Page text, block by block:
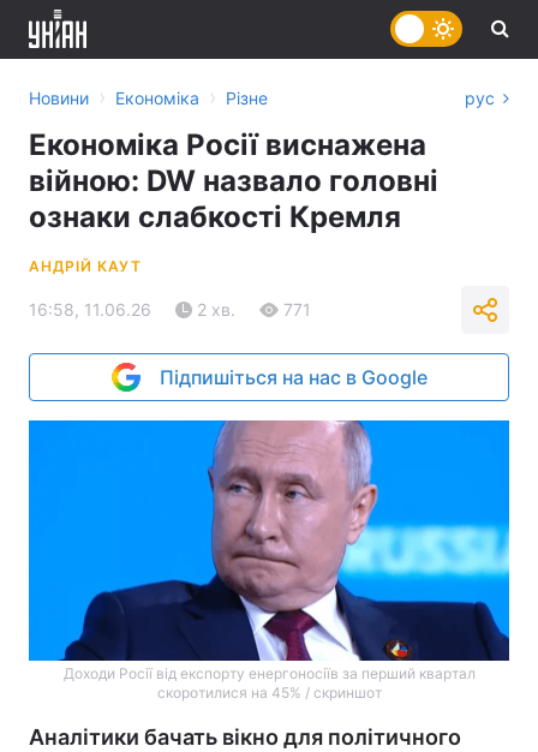
Новини › Економіка › Різне рус
Економіка Росії виснажена
війною: DW назвало головні
ознаки слабкості Кремля
АНДРІЙ КАУТ
16:58, 11.06.26 2 хв. 771
Підпишіться на нас в Google
Доходи Росії від експорту енергоносіїв за перший квартал
скоротилися на 45% / скриншот
Аналітики бачать вікно для політичного